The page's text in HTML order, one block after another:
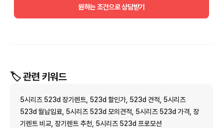
원하는 조건으로 상담받기
🏷️ 관련 키워드
5시리즈 523d 장기렌트, 523d 할인가, 523d 견적, 5시리즈
523d 월납입료, 5시리즈 523d 모의견적, 5시리즈 523d 가격, 장
기렌트 비교, 장기렌트 추천, 5시리즈 523d 프로모션